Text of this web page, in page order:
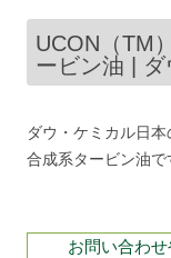
UCON（TM
ービン油 |
ダウ・ケミカル日
合成系タービン油で
お問い合わ